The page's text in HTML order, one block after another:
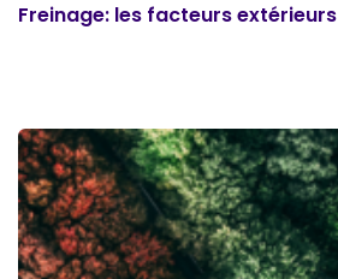
Freinage: les facteurs extérieurs